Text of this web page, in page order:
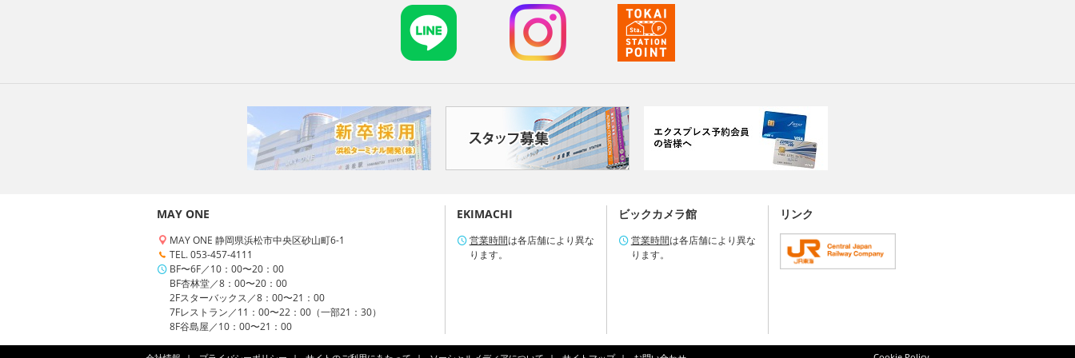
MAY ONE
MAY ONE 静岡県浜松市中央区砂山町6-1
TEL. 053-457-4111
BF〜6F／10：00〜20：00
BF杏林堂／8：00〜20：00
2Fスターバックス／8：00〜21：00
7Fレストラン／11：00〜22：00（一部21：30）
8F谷島屋／10：00〜21：00
EKIMACHI
営業時間は各店舗により異な
ります。
ビックカメラ館
営業時間は各店舗により異な
ります。
リンク